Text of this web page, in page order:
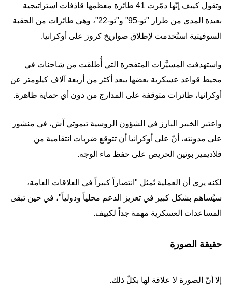
وتقول كييف إنّها دمّرت 41 طائرة معظمها قاذفات استراتيجية
بعيدة المدى من طراز "تو-95" و"تو-22"، وهي طائرات من الحقبة
السوفيتية استُخدمت لإطلاق صواريخ كروز على أوكرانيا.
واستهدفت المسيَّرات المتفجرة التي أُطلقت من شاحنات في
محيط قواعد عسكرية بعضها يبعد أكثر من أربعة آلاف كيلومتر عن
أوكرانيا، طائرات متوقفة على المدارج من دون أي حماية ظاهرة.
واعتبر الخبير البارز في الشؤون الروسية تيموتي آش، في منشور
على مدونته، أنّ على أوكرانيا أن تتوقع ضربات انتقامية من
فلاديمير بوتين الحريص على حفظ ماء الوجه.
لكنه يرى أن العملية تُمثل "انتصاراً كبيراً في العلاقات العامة،
سيُساهم بشكل كبير في تعزيز الدعم محلياً ودولياً"، في حين تبقى
المساعدات العسكرية مهمة جداً لكييف.
حقيقة الصورة
إلا أنّ الصورة لا علاقة لها بكلّ ذلك.